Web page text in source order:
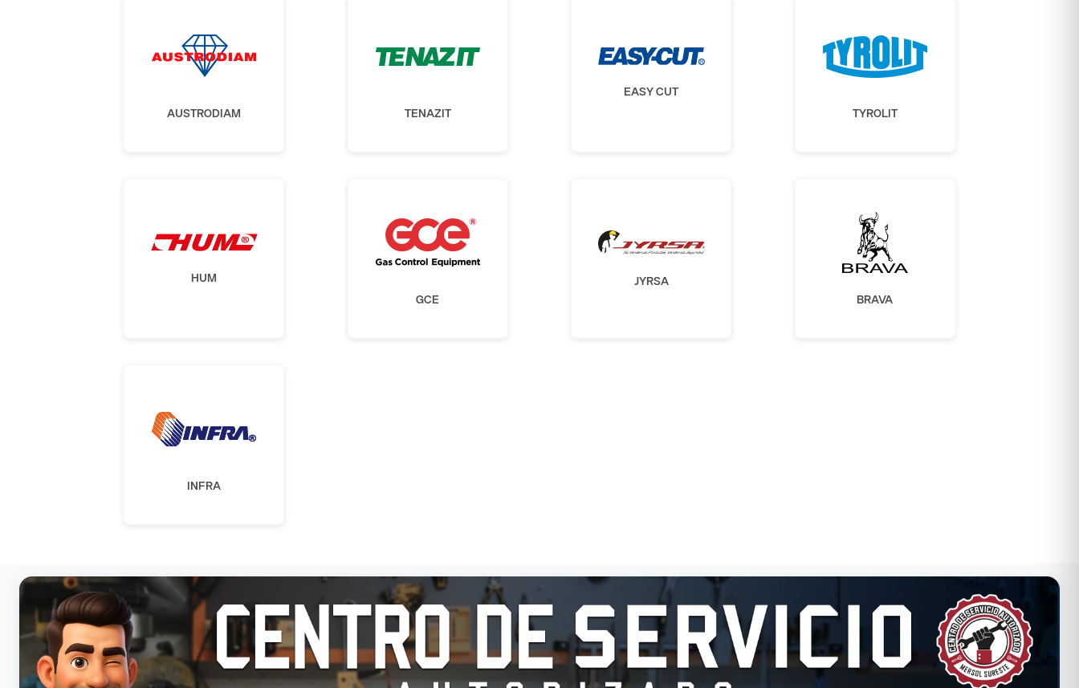
AUSTRODIAM TENAZIT
EASY CUT
TYROLIT
HUM
GCE
JYRSA
BRAVA
INFRA